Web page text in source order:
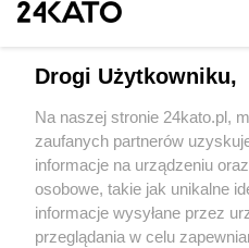
półrocze. Galeria
Wydawca mediów lokalnych
Drogi Użytkowniku,
Na naszej stronie 24kato.pl,
zaufanych partnerów
informacje na urządzeniu
osobowe, takie jak unikalne
informacje wysyłane przez
przeglądania w celu